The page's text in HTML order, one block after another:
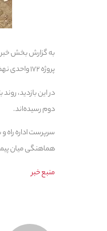
به گزارش بخش خبر
پروژه ۱۷۲ واحدی نهضت ملی مسکن مینودشت، از آخرین وضعیت اجرایی این پروژه بازدید کرد.
دوم رسیده‌اند.
سرپرست اداره راه
هماهنگی میان
منبع خبر